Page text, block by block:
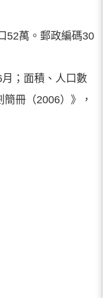
52萬。郵政編碼30
；面積、人口數
冊（2006）》，